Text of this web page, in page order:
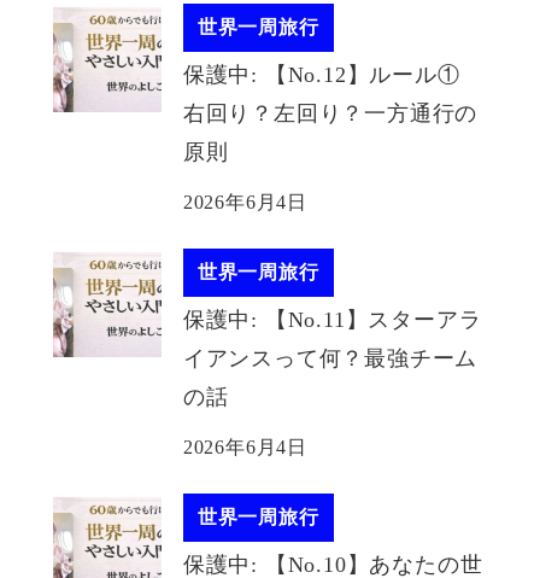
世界一周旅行
保護中: 【No.12】ルール①
右回り？左回り？一方通行の
原則
2026年6月4日
世界一周旅行
保護中: 【No.11】スターアラ
イアンスって何？最強チーム
の話
2026年6月4日
世界一周旅行
保護中: 【No.10】あなたの世